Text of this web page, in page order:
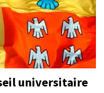
universitaire